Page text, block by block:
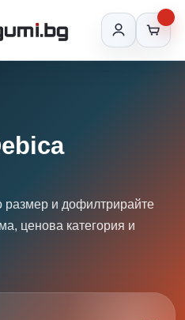
размер и дофилтрирайте
ценова категория и